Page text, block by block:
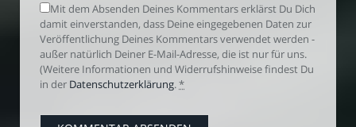
Mit dem Absenden Deines Kommentars erklärst Du Dich
damit einverstanden, dass Deine eingegebenen Daten zur
Veröffentlichung Deines Kommentars verwendet werden -
außer natürlich Deiner E-Mail-Adresse, die ist nur für uns.
(Weitere Informationen und Widerrufshinweise findest Du
in der Datenschutzerklärung.*